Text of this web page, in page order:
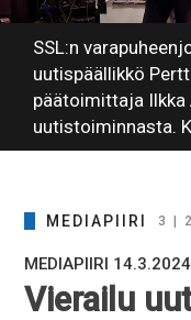
SSL:n
uutispäällikkö
päätoimittaja
uutistoiminnasta.
MEDIAPIIRI 3 |
MEDIAPIIRI 14.3.2024
Vierailu